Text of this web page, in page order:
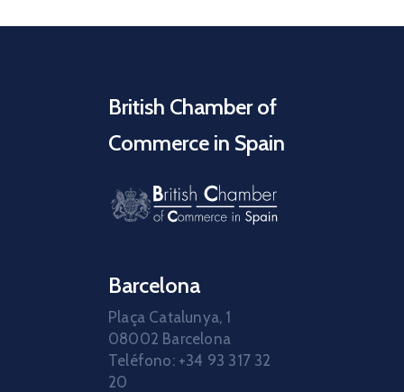
British Chamber of
Commerce in Spain
Barcelona
Plaça Catalunya, 1
08002 Barcelona
Teléfono: +34 93 317 32
20